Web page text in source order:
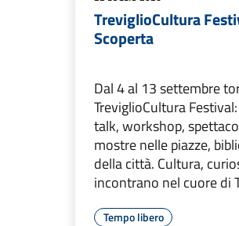
TreviglioCultura
Scoperta
Dal 4 al 13 settembre
TreviglioCultura
talk, workshop,
mostre nelle piazze,
della città. Cultura,
incontrano nel cuore di
Tempo libero